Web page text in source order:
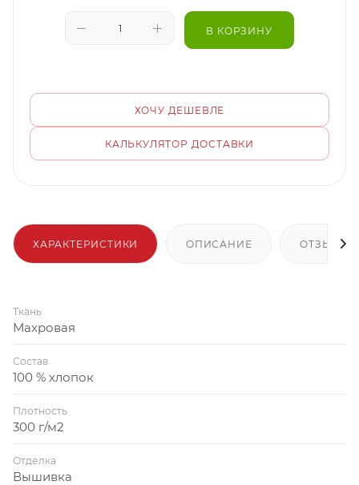
В КОРЗИНУ
ХОЧУ ДЕШЕВЛЕ
КАЛЬКУЛЯТОР ДОСТАВКИ
ХАРАКТЕРИСТИКИ ОПИСАНИЕ ОТЗЫВЫ
Ткань
Махровая
Состав
100 % хлопок
Плотность
300 г/м2
Отделка
Вышивка